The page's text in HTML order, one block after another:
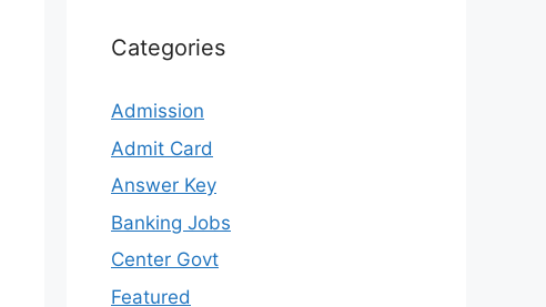
Categories
Admission
Admit Card
Answer Key
Banking Jobs
Center Govt
Featured